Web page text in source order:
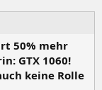
50% mehr
GTX 1060!
keine Rolle